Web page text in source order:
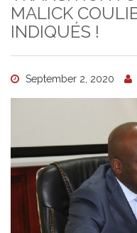
MALICK
INDIQUÉS !
September 2, 2020